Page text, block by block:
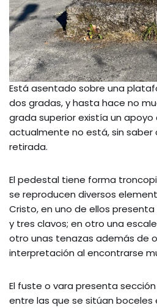
Está asentado sobre una
dos gradas, y hasta hace no
grada superior existía un
actualmente no está, sin saber
retirada.
El pedestal tiene forma
se reproducen diversos
Cristo, en uno de ellos
y tres clavos; en otro una
otro unas tenazas además de
interpretación al encontrarse
El fuste o vara presenta
entre las que se sitúan boceles